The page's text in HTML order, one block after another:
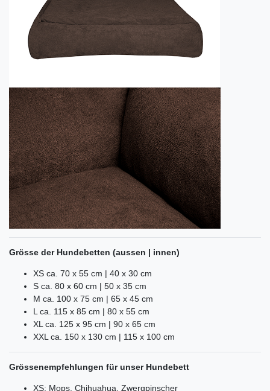
Grösse der Hundebetten (aussen | innen)
XS ca. 70 x 55 cm | 40 x 30 cm
S ca. 80 x 60 cm | 50 x 35 cm
M ca. 100 x 75 cm | 65 x 45 cm
L ca. 115 x 85 cm | 80 x 55 cm
XL ca. 125 x 95 cm | 90 x 65 cm
XXL ca. 150 x 130 cm | 115 x 100 cm
Grössenempfehlungen für unser Hundebett
XS: Mops, Chihuahua, Zwergpinscher